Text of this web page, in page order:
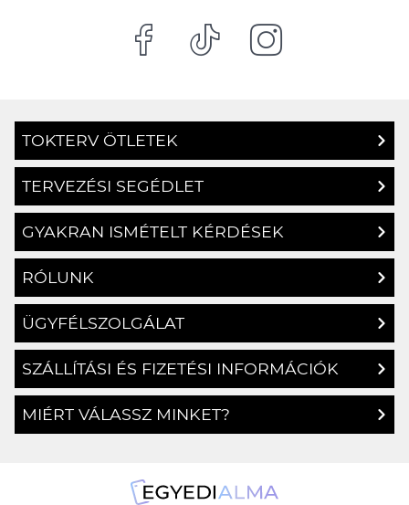
TERVEZÉSI SEGÉDLET
GYAKRAN ISMÉTELT KÉRDÉSEK
RÓLUNK
ÜGYFÉLSZOLGÁLAT
SZÁLLÍTÁSI ÉS FIZETÉSI INFORMÁCIÓK
MIÉRT VÁLASSZ MINKET?